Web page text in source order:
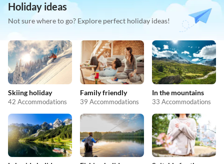
Holiday ideas
Not sure where to go? Explore perfect holiday ideas!
Skiing holiday
42 Accommodations
Family friendly
39 Accommodations
In the mountains
33 Accommodations